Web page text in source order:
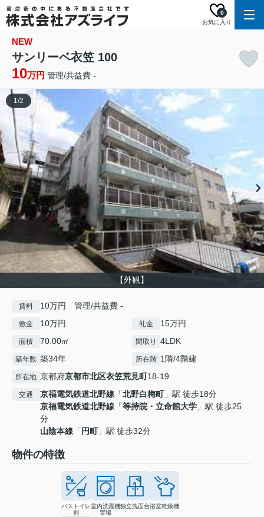
お気に入り
0
NEW
サンリーベ衣笠 100
10万円 管理/共益費 -
【外観】
1/2
賃料 10万円 管理/共益費 -
敷金 10万円 礼金 15万円
面積 70.00㎡ 間取り 4LDK
築年数 築34年 所在階 1階/4階建
所在地 京都府京都市北区衣笠荒見町18-19
交通 京福電気鉄道北野線 「北野白梅町」駅 徒歩18分
京福電気鉄道北野線 「等持院・立命館大学 」駅 徒歩25
分
山陰本線 「 円町」駅 徒歩32分
物件の特徴
バストイレ
別
室内洗濯機
置場
独立洗面台浴室乾燥機